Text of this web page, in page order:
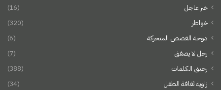
خبر عاجل
(16)
خواطر
(320)
دوحة القصص المتحركة
(6)
رجل لا يصفق
(7)
رحيق الكلمات
(388)
زاوية ثقافة الطفل
(34)